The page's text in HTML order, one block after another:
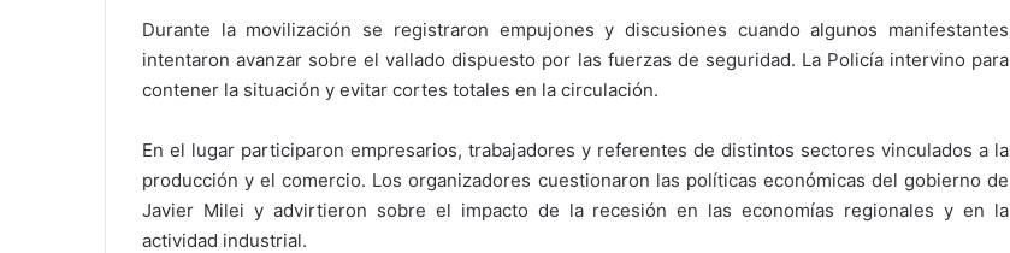
Durante la movilización se registraron empujones y discusiones cuando algunos manifestantes
intentaron avanzar sobre el vallado dispuesto por las fuerzas de seguridad. La Policía intervino para
contener la situación y evitar cortes totales en la circulación.
En el lugar participaron empresarios, trabajadores y referentes de distintos sectores vinculados a la
producción y el comercio. Los organizadores cuestionaron las políticas económicas del gobierno de
Javier Milei y advirtieron sobre el impacto de la recesión en las economías regionales y en la
actividad industrial.